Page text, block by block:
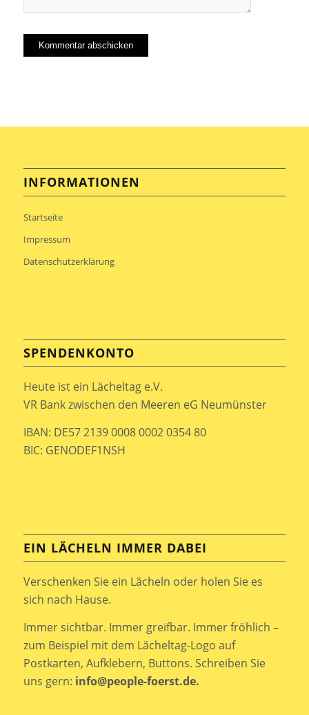
INFORMATIONEN
Startseite
Impressum
Datenschutzerklärung
SPENDENKONTO
Heute ist ein Lächeltag e.V.
VR Bank zwischen den Meeren eG Neumünster
IBAN: DE57 2139 0008 0002 0354 80
BIC: GENODEF1NSH
EIN LÄCHELN IMMER DABEI
Verschenken Sie ein Lächeln oder holen Sie es
sich nach Hause.
Immer sichtbar. Immer greifbar. Immer fröhlich –
zum Beispiel mit dem Lächeltag-Logo auf
Postkarten, Aufklebern, Buttons. Schreiben Sie
uns gern: info@people-foerst.de.